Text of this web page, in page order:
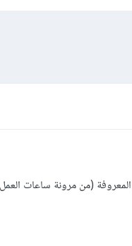
(من مرونة ساعات